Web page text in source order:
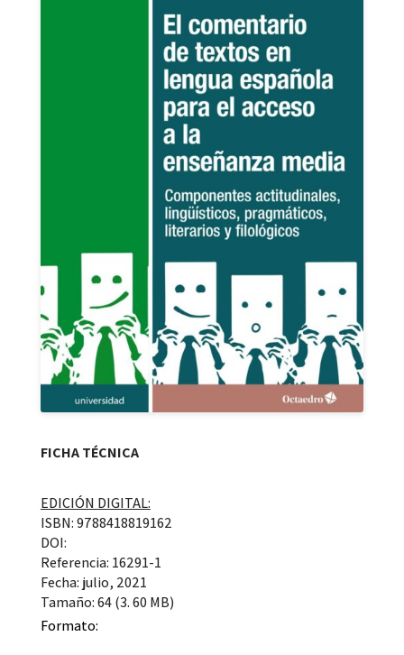
FICHA TÉCNICA
EDICIÓN DIGITAL:
ISBN: 9788418819162
DOI:
Referencia: 16291-1
Fecha: julio, 2021
Tamaño: 64 (3. 60 MB)
Formato: